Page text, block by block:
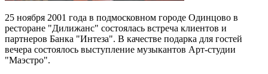
25 ноября 2001 года в подмосковном городе Одинцово в
ресторане "Дилижанс" состоялась встреча клиентов и
партнеров Банка "Интеза". В качестве подарка для гостей
вечера состоялось выступление музыкантов Арт-студии
"Маэстро".